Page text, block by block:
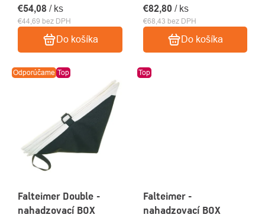
€44,69 bez DPH
€54,08 / ks
Do košíka
€68,43 bez DPH
€82,80 / ks
Do košíka
Odporúčame Top
Falteimer Double -
nahadzovací BOX
Top
Falteimer -
nahadzovací BOX